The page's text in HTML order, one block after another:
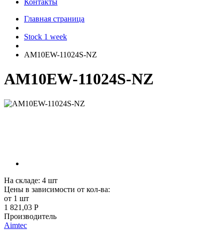
Контакты
Главная страница
Stock 1 week
AM10EW-11024S-NZ
AM10EW-11024S-NZ
На складе: 4 шт
Цены в зависимости от кол-ва:
от 1 шт
1 821,03 Р
Производитель
Aimtec